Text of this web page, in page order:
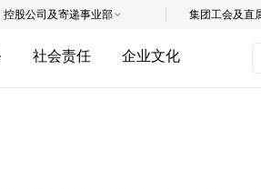
集团工会及直
控股公司及寄递事业部
社会责任 企业文化